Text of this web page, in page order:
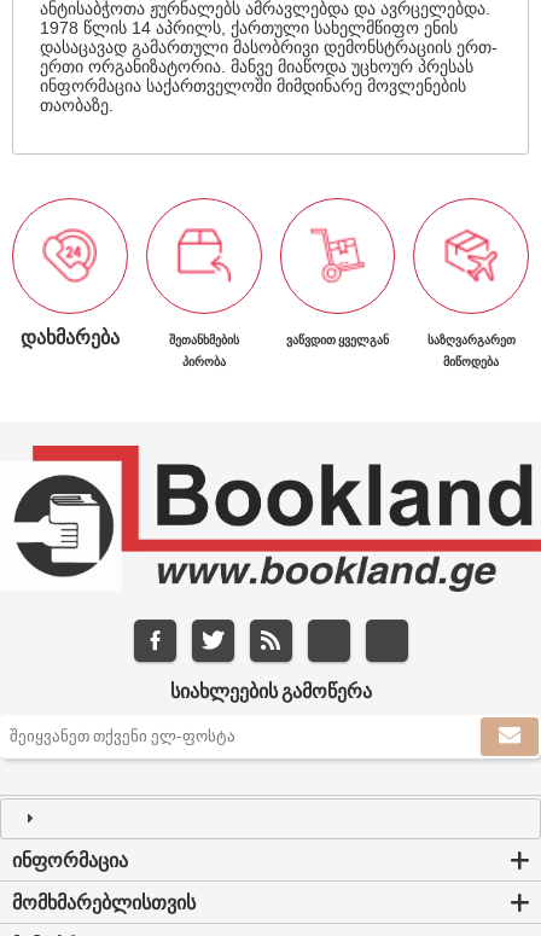
ანტისაბჭოთა ჟურნალებს ამრავლებდა და ავრცელებდა.
1978 წლის 14 აპრილს, ქართული სახელმწიფო ენის
დასაცავად გამართული მასობრივი დემონსტრაციის ერთ-
ერთი ორგანიზატორია. მანვე მიაწოდა უცხოურ პრესას
ინფორმაცია საქართველოში მიმდინარე მოვლენების
თაობაზე.
ᲓᲐᲮᲛᲐᲠᲔᲑᲐ
ᲨᲔᲗᲐᲜᲮᲛᲔᲑᲘᲡ
ᲞᲘᲠᲝᲑᲐ
ᲕᲐᲬᲕᲓᲘᲗ ᲧᲕᲔᲚᲒᲐᲜ
ᲡᲐᲖᲦᲕᲐᲠᲒᲐᲠᲔᲗ
ᲛᲘᲬᲝᲓᲔᲑᲐ
ᲡᲘᲐᲮᲚᲔᲔᲑᲘᲡ ᲒᲐᲛᲝᲬᲔᲠᲐ
ᲘᲜᲤᲝᲠᲛᲐᲪᲘᲐ
ᲛᲝᲛᲮᲛᲐᲠᲔᲑᲚᲘᲡᲗᲕᲘᲡ